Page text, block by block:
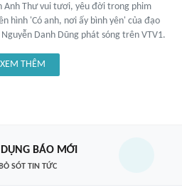
Anh Thư vui tươi, yêu đời trong phim
hình 'Có anh, nơi ấy bình yên' của đạo
Danh Dũng phát sóng trên VTV1.
XEM THÊM
BÁO MỚI
SÓT TIN TỨC